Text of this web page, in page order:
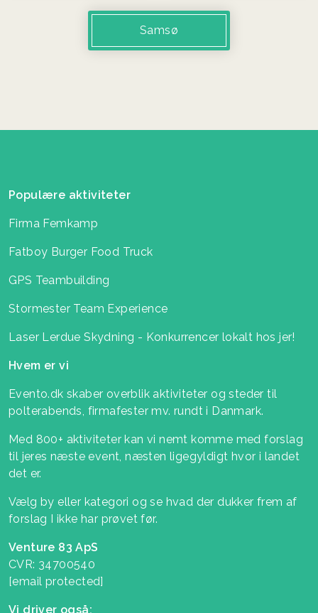
Samsø
Populære aktiviteter
Firma Femkamp
Fatboy Burger Food Truck
GPS Teambuilding
Stormester Team Experience
Laser Lerdue Skydning - Konkurrencer lokalt hos jer!
Hvem er vi
Evento.dk skaber overblik aktiviteter og steder til
polterabends, firmafester mv. rundt i Danmark.
Med 800+ aktiviteter kan vi nemt komme med forslag
til jeres næste event, næsten ligegyldigt hvor i landet
det er.
Vælg by eller kategori og se hvad der dukker frem af
forslag I ikke har prøvet før.
Venture 83 ApS
CVR: 34700540
[email protected]
Vi driver også: